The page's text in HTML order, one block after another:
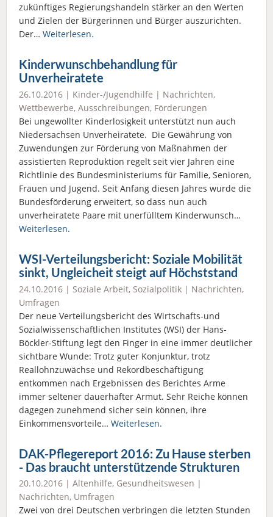
zukünftiges Regierungshandeln stärker an den Werten
und Zielen der Bürgerinnen und Bürger auszurichten.
Der… Weiterlesen.
Kinderwunschbehandlung für
Unverheiratete
26.10.2016 | Kinder-/Jugendhilfe | Nachrichten,
Wettbewerbe, Ausschreibungen, Förderungen
Bei ungewollter Kinderlosigkeit unterstützt nun auch
Niedersachsen Unverheiratete. Die Gewährung von
Zuwendungen zur Förderung von Maßnahmen der
assistierten Reproduktion regelt seit vier Jahren eine
Richtlinie des Bundesministeriums für Familie, Senioren,
Frauen und Jugend. Seit Anfang diesen Jahres wurde die
Bundesförderung erweitert, so dass nun auch
unverheiratete Paare mit unerfülltem Kinderwunsch…
Weiterlesen.
WSI-Verteilungsbericht: Soziale Mobilität
sinkt, Ungleicheit steigt auf Höchststand
24.10.2016 | Soziale Arbeit, Sozialpolitik | Nachrichten,
Umfragen
Der neue Verteilungsbericht des Wirtschafts-und
Sozialwissenschaftlichen Institutes (WSI) der Hans-
Böckler-Stiftung legt den Finger in eine immer deutlicher
sichtbare Wunde: Trotz guter Konjunktur, trotz
Reallohnzuwächse und Rekordbeschäftigung
entkommen nach Ergebnissen des Berichtes Arme
immer seltener dauerhafter Armut. Sehr Reiche können
dagegen zunehmend sicher sein können, ihre
Einkommensvorteile… Weiterlesen.
DAK-Pflegereport 2016: Zu Hause sterben
- Das braucht unterstützende Strukturen
20.10.2016 | Altenhilfe, Gesundheitswesen |
Nachrichten, Umfragen
Zwei von drei Deutschen verbringen die letzten Stunden